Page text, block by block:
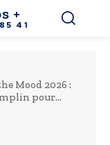
+
41
Mood 2026 :
pour...